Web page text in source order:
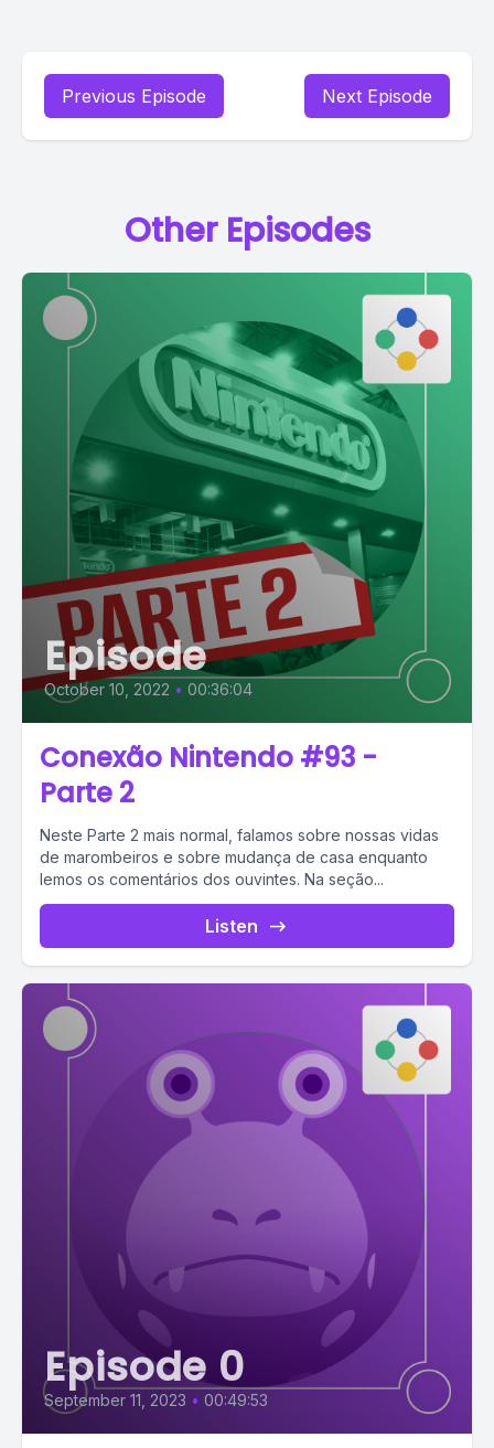
Previous Episode Next Episode
Other Episodes
Episode
October 10, 2022 • 00:36:04
Conexão Nintendo #93 -
Parte 2
Neste Parte 2 mais normal, falamos sobre nossas vidas
de marombeiros e sobre mudança de casa enquanto
lemos os comentários dos ouvintes. Na seção...
Listen
Episode 0
September 11, 2023 • 00:49:53